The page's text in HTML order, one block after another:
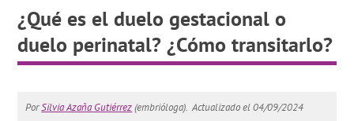
¿Qué es el duelo gestacional o
duelo perinatal? ¿Cómo transitarlo?
PorSilvia Azaña Gutiérrez(embrióloga). Actualizado el 04/09/2024